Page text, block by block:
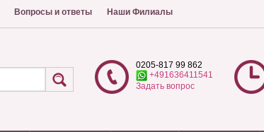
Вопросы и ответы Наши Филиалы
0205-817 99 862
+491636411541
Задать вопрос